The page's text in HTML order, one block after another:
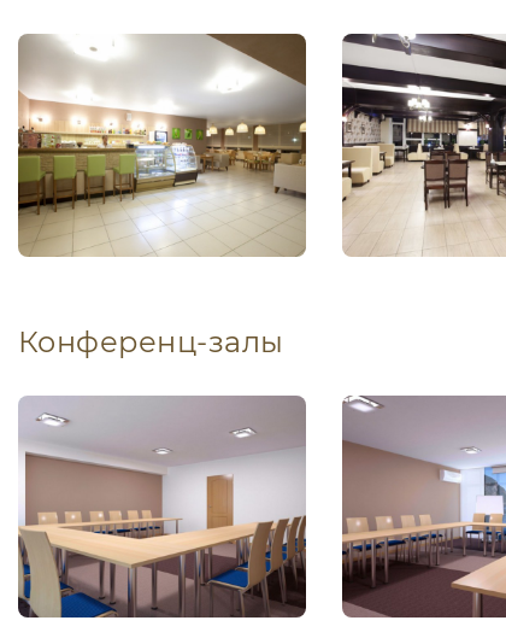
Конференц-залы